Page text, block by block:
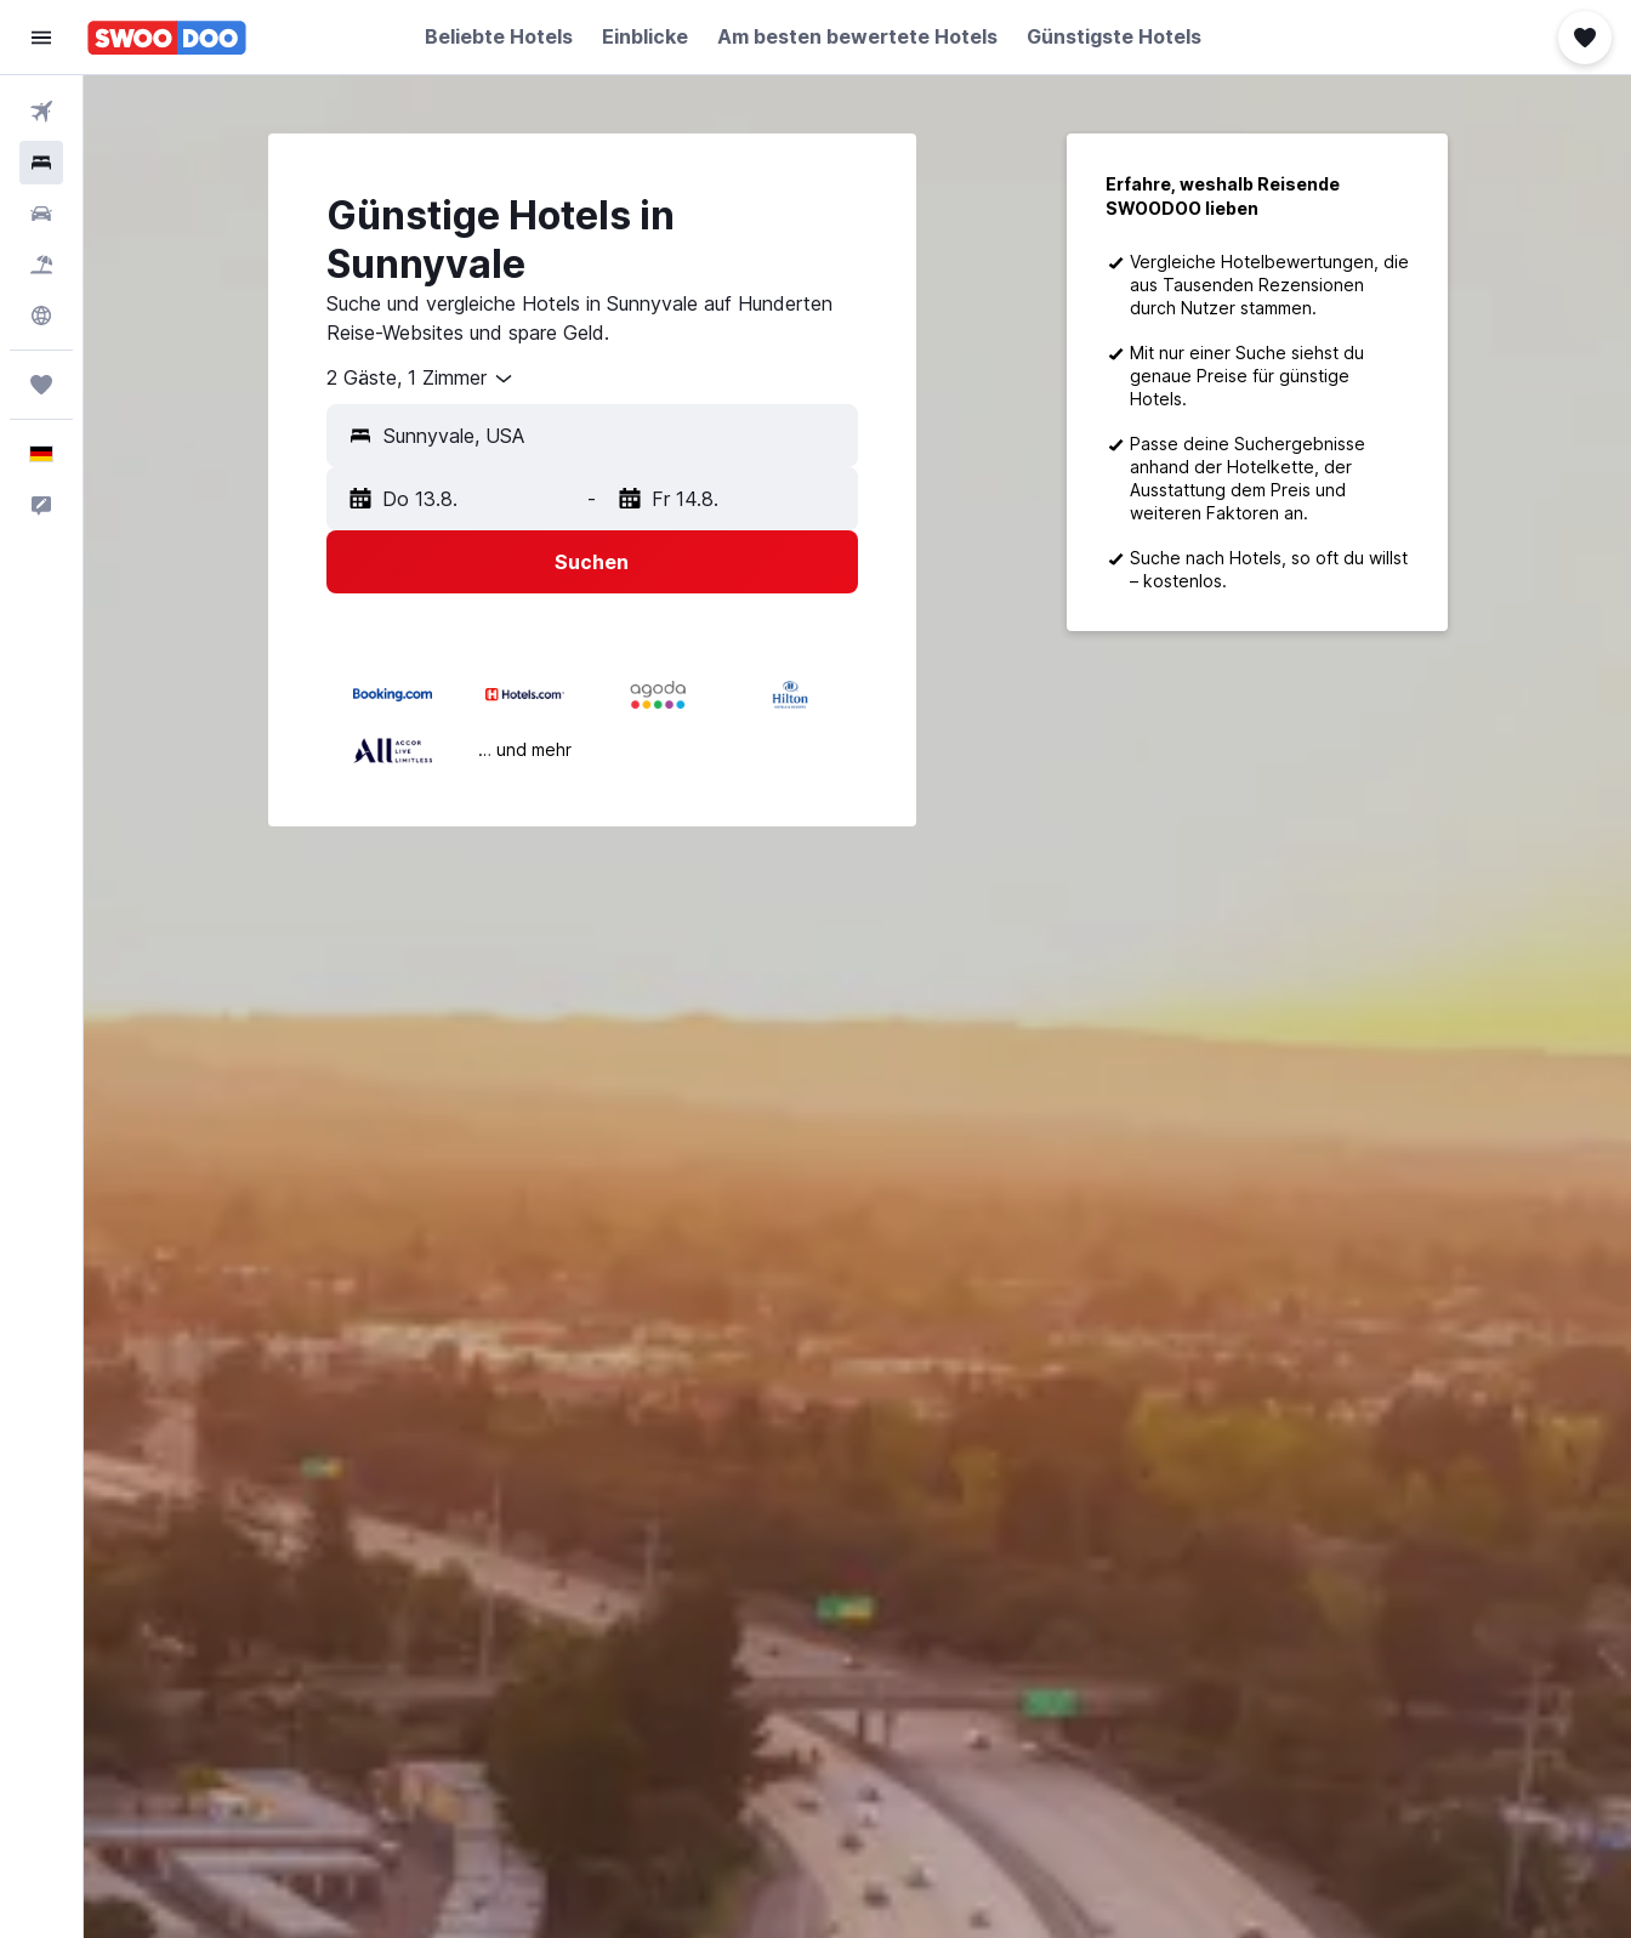
Beliebte Hotels Einblicke Am besten bewertete Hotels Günstigste Hotels
Günstige Hotels in
Sunnyvale
Suche und vergleiche Hotels in Sunnyvale auf Hunderten
Reise-Websites und spare Geld.
2 Gäste, 1 Zimmer
Do 13.8. - Fr 14.8.
Suchen
… und mehr
Erfahre, weshalb Reisende
SWOODOO lieben
Vergleiche Hotelbewertungen, die
aus Tausenden Rezensionen
durch Nutzer stammen.
Mit nur einer Suche siehst du
genaue Preise für günstige
Hotels.
Passe deine Suchergebnisse
anhand der Hotelkette, der
Ausstattung dem Preis und
weiteren Faktoren an.
Suche nach Hotels, so oft du willst
– kostenlos.